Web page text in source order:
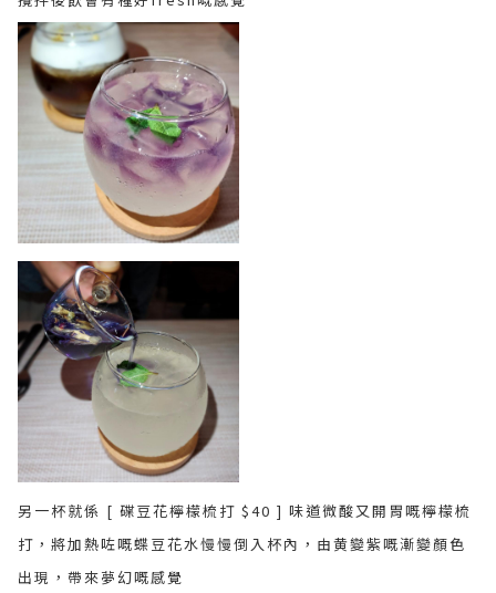
另一杯就係 [ 碟豆花檸檬梳打 $40 ] 味道微酸又開胃嘅檸檬梳
打，將加熱咗嘅蝶豆花水慢慢倒入杯內，由黄變紫嘅漸變顏色
出現，帶來夢幻嘅感覺